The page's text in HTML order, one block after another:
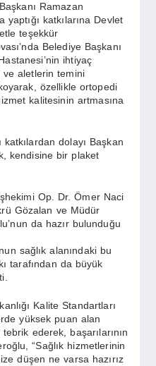
Ramazan
yaptığı katkılarına Devlet
teşekkür
Belediye Başkanı
ihtiyaç
ve aletlerin temini
özellikle ortopedi
kalitesinin artmasına
dolayı Başkan
kendisine bir plaket
Op. Dr. Ömer Naci
Gözalan ve Müdür
da hazır bulunduğu
sağlık alanındaki bu
tarafından da büyük
Kalite Standartları
yüksek puan alan
ederek, başarılarının
“Sağlık hizmetlerinin
düşen ne varsa hazırız